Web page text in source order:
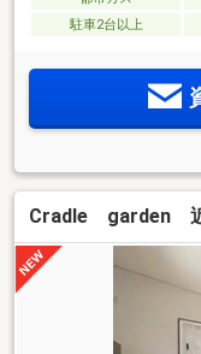
駐車2台以上
Cradle garden